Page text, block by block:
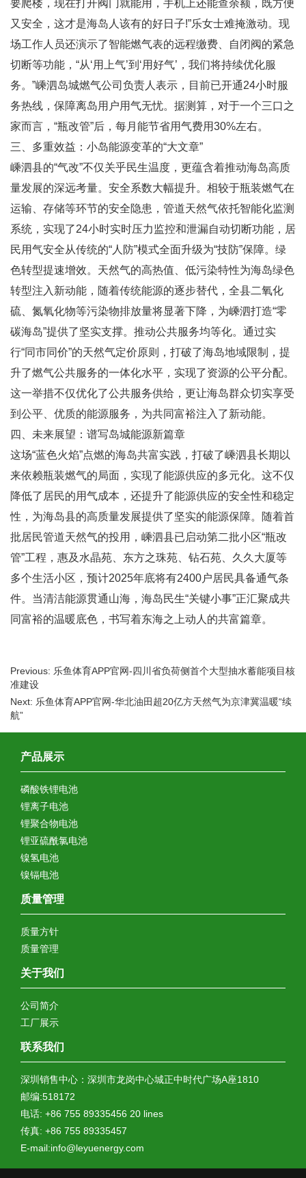
要爬楼，现在打开阀门就能用，手机上还能查余额，既方便
又安全，这才是海岛人该有的好日子!”乐女士难掩激动。现
场工作人员还演示了智能燃气表的远程缴费、自闭阀的紧急
切断等功能，“从‘用上气’到‘用好气’，我们将持续优化服
务。”嵊泗岛城燃气公司负责人表示，目前已开通24小时服
务热线，保障离岛用户用气无忧。据测算，对于一个三口之
家而言，“瓶改管”后，每月能节省用气费用30%左右。
三、多重效益：小岛能源变革的“大文章”
嵊泗县的“气改”不仅关乎民生温度，更蕴含着推动海岛高质
量发展的深远考量。安全系数大幅提升。相较于瓶装燃气在
运输、存储等环节的安全隐患，管道天然气依托智能化监测
系统，实现了24小时实时压力监控和泄漏自动切断功能，居
民用气安全从传统的“人防”模式全面升级为“技防”保障。绿
色转型提速增效。天然气的高热值、低污染特性为海岛绿色
转型注入新动能，随着传统能源的逐步替代，全县二氧化
硫、氮氧化物等污染物排放量将显著下降，为嵊泗打造“零
碳海岛”提供了坚实支撑。推动公共服务均等化。通过实
行“同市同价”的天然气定价原则，打破了海岛地域限制，提
升了燃气公共服务的一体化水平，实现了资源的公平分配。
这一举措不仅优化了公共服务供给，更让海岛群众切实享受
到公平、优质的能源服务，为共同富裕注入了新动能。
四、未来展望：谱写岛城能源新篇章
这场“蓝色火焰”点燃的海岛共富实践，打破了嵊泗县长期以
来依赖瓶装燃气的局面，实现了能源供应的多元化。这不仅
降低了居民的用气成本，还提升了能源供应的安全性和稳定
性，为海岛县的高质量发展提供了坚实的能源保障。随着首
批居民管道天然气的投用，嵊泗县已启动第二批小区“瓶改
管”工程，惠及水晶苑、东方之珠苑、钻石苑、久久大厦等
多个生活小区，预计2025年底将有2400户居民具备通气条
件。当清洁能源贯通山海，海岛民生“关键小事”正汇聚成共
同富裕的温暖底色，书写着东海之上动人的共富篇章。
Previous: 乐鱼体育APP官网-四川省负荷侧首个大型抽水蓄能项目核
准建设
Next: 乐鱼体育APP官网-华北油田超20亿方天然气为京津冀温暖“续
航”
产品展示
磷酸铁锂电池
锂离子电池
锂聚合物电池
锂亚硫酰氯电池
镍氢电池
镍镉电池
质量管理
质量方针
质量管理
关于我们
公司简介
工厂展示
联系我们
深圳销售中心：深圳市龙岗中心城正中时代广场A座1810
邮编:518172
电话: +86 755 89335456 20 lines
传真: +86 755 89335457
E-mail:info@leyuenergy.com